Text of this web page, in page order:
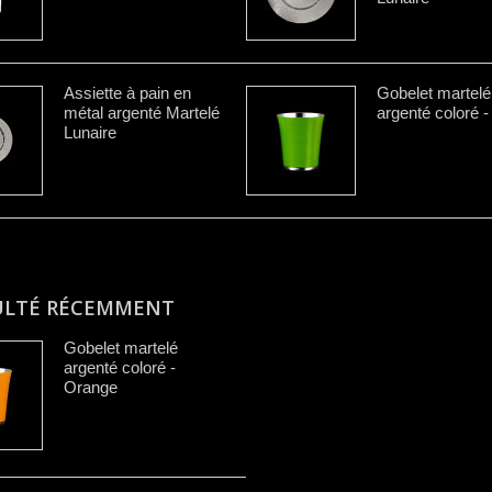
Assiette à pain en
métal argenté Martelé
Lunaire
Gobelet martelé
argenté coloré -
RÉCEMMENT
Gobelet martelé
argenté coloré -
Orange